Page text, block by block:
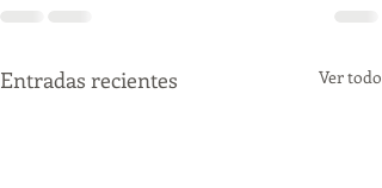
Entradas recientes Ver todo